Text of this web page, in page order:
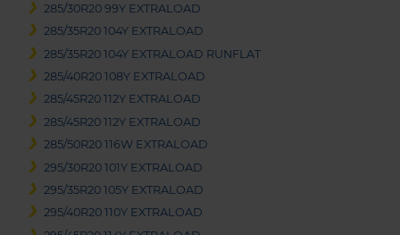
285/30R20 99Y EXTRALOAD
285/35R20 104Y EXTRALOAD
285/35R20 104Y EXTRALOAD RUNFLAT
285/40R20 108Y EXTRALOAD
285/45R20 112Y EXTRALOAD
285/45R20 112Y EXTRALOAD
285/50R20 116W EXTRALOAD
295/30R20 101Y EXTRALOAD
295/35R20 105Y EXTRALOAD
295/40R20 110Y EXTRALOAD